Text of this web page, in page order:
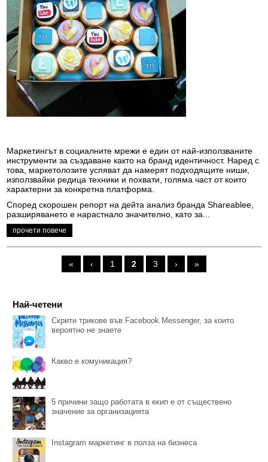
Маркетингът в социалните мрежи е един от най-използваните
инструменти за създаване както на бранд идентичност. Наред с
това, маркетолозите успяват да намерят подходящите ниши,
използвайки редица техники и похвати, голяма част от които
характерни за конкретна платформа.
Според скорошен репорт на дейта анализ бранда Shareablee,
разширяването е нарастнало значително, като за...
прочети повече
« ‹ 1 2 3 › »
Най-четени
Скрити трикове във Facebook Messenger, за които
вероятно не знаете
Какво е комуникация?
5 причини защо работата в екип е от съществено
значение за организацията
Instagram маркетинг в полза на бизнеса